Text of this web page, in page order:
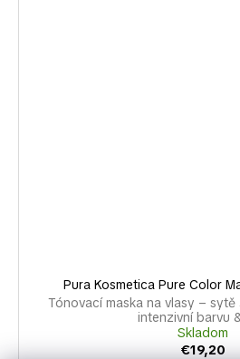
Pura Kosmetica Pure Color
Tónovací maska na vlasy –
intenzivní barvu
Skladom
€19,20